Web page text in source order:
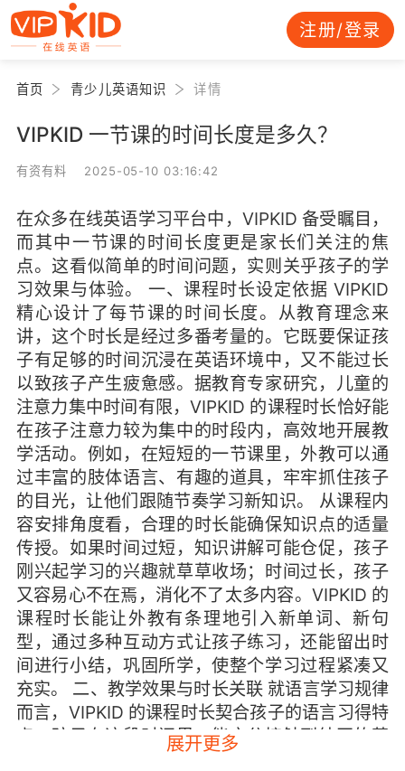
注册/登录
首页 青少儿英语知识 详情
VIPKID 一节课的时间长度是多久？
有资有料 2025-05-10 03:16:42
在众多在线英语学习平台中，VIPKID 备受瞩目，
而其中一节课的时间长度更是家长们关注的焦
点。这看似简单的时间问题，实则关乎孩子的学
习效果与体验。 一、课程时长设定依据 VIPKID
精心设计了每节课的时间长度。从教育理念来
讲，这个时长是经过多番考量的。它既要保证孩
子有足够的时间沉浸在英语环境中，又不能过长
以致孩子产生疲惫感。据教育专家研究，儿童的
注意力集中时间有限，VIPKID 的课程时长恰好能
在孩子注意力较为集中的时段内，高效地开展教
学活动。例如，在短短的一节课里，外教可以通
过丰富的肢体语言、有趣的道具，牢牢抓住孩子
的目光，让他们跟随节奏学习新知识。 从课程内
容安排角度看，合理的时长能确保知识点的适量
传授。如果时间过短，知识讲解可能仓促，孩子
刚兴起学习的兴趣就草草收场；时间过长，孩子
又容易心不在焉，消化不了太多内容。VIPKID 的
课程时长能让外教有条理地引入新单词、新句
型，通过多种互动方式让孩子练习，还能留出时
间进行小结，巩固所学，使整个学习过程紧凑又
充实。 二、教学效果与时长关联 就语言学习规律
而言，VIPKID 的课程时长契合孩子的语言习得特
点。孩子在这段时间里，能充分接触到纯正的英
语发音，反复模仿练习。外教可以及时纠正孩子
展开更多